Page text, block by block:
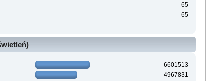
65
65
6601513
4967831